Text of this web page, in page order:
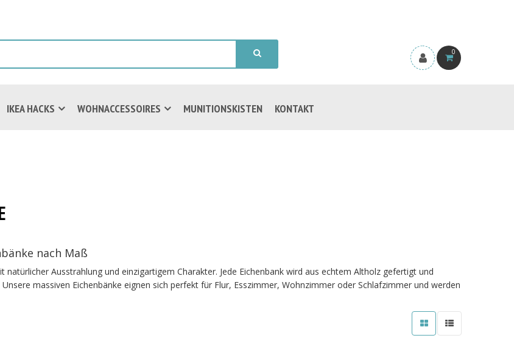
0
IKEA HACKS WOHNACCESSOIRES MUNITIONSKISTEN KONTAKT
nach Maß
natürlicher Ausstrahlung und einzigartigem Charakter. Jede Eichenbank wird aus echtem Altholz gefertigt und
massiven Eichenbänke eignen sich perfekt für Flur, Esszimmer, Wohnzimmer oder Schlafzimmer und werden